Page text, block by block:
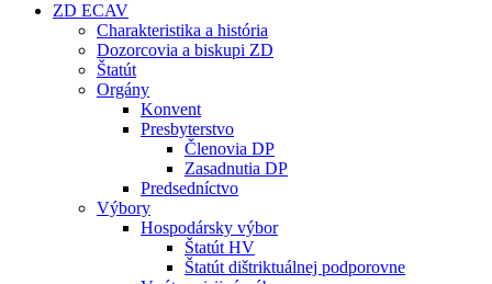
ZD ECAV
Charakteristika a história
Dozorcovia a biskupi ZD
Štatút
Orgány
Konvent
Presbyterstvo
Členovia DP
Zasadnutia DP
Predsedníctvo
Výbory
Hospodársky výbor
Štatút HV
Štatút dištriktuálnej podporovne